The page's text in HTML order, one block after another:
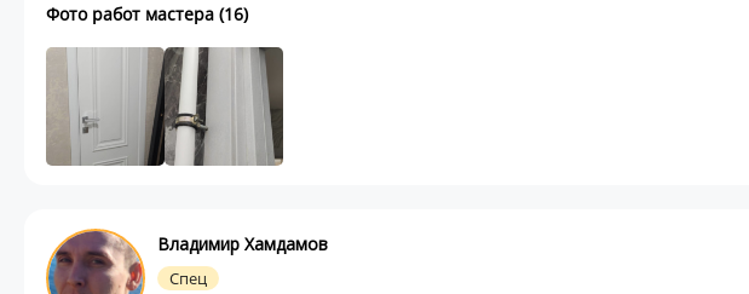
Фото работ мастера (16)
Владимир Хамдамов
Спец